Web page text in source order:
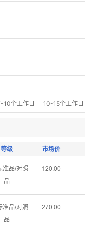
Fifan FirstStandard/阿
广东计量院 源叶 萄普
10个工作日 10-15个工作日
等级 市场价
准品/对照
品
ǝſřŤřř
准品/对照
品
ſƚřŤřř